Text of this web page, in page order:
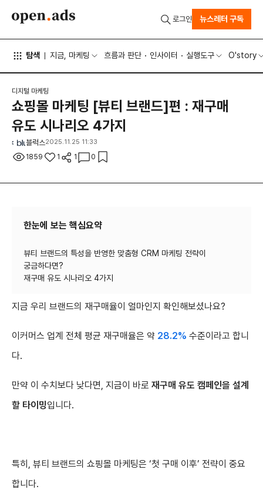
탐색 지금, 마케팅 흐름과 판단 인사이터 실행도구 O'story
로그인 뉴스레터 구독
디지털 마케팅
쇼핑몰 마케팅 [뷰티 브랜드]편 : 재구매
유도 시나리오 4가지
블럭스2025.11.25 11:33
1859 1 1 0
한눈에 보는 핵심요약
뷰티 브랜드의 특성을 반영한 맞춤형 CRM 마케팅 전략이
궁금하다면?
지금 우리 브랜드의 재구매율이 얼마인지 확인해보셨나요?
이커머스 업계 전체 평균 재구매율은 약 28.2% 수준이라고 합니
다.
만약 이 수치보다 낮다면, 지금이 바로 재구매 유도 캠페인을 설계
할 타이밍입니다.
특히, 뷰티 브랜드의 쇼핑몰 마케팅은 ‘첫 구매 이후’ 전략이 중요
합니다.